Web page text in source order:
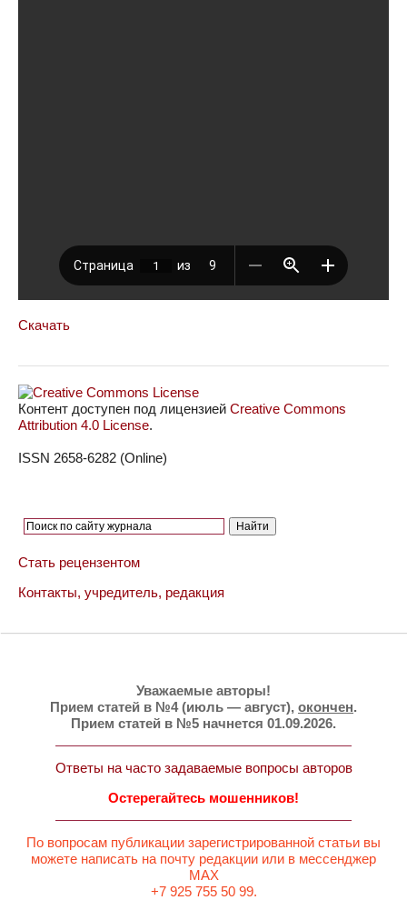
Скачать
Контент доступен под лицензией Creative Commons
Attribution 4.0 License.
ISSN 2658-6282 (Online)
Стать рецензентом
Контакты, учредитель, редакция
Уважаемые авторы!
Прием статей в №4 (июль — август), окончен.
Прием статей в №5 начнется 01.09.2026.
Ответы на часто задаваемые вопросы авторов
Остерегайтесь мошенников!
По вопросам публикации зарегистрированной статьи вы
можете написать на почту редакции или в мессенджер
MAX
+7 925 755 50 99.